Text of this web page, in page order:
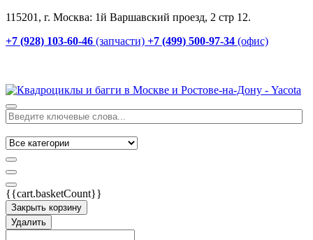
115201, г. Москва: 1й Варшавский проезд, 2 стр 12.
+7 (928) 103-60-46 (запчасти) +7 (499) 500-97-34 (офис)
{{cart.basketCount}}
Закрыть корзину
Удалить